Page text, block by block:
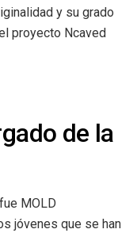
y su grado
proyecto Ncaved
de la
MOLD
jóvenes que se han